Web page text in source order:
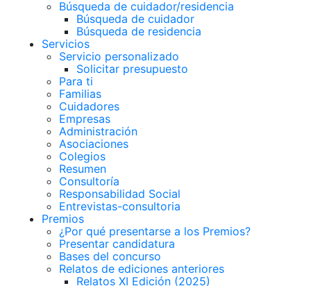
Búsqueda de cuidador/residencia
Búsqueda de cuidador
Búsqueda de residencia
Servicios
Servicio personalizado
Solicitar presupuesto
Para ti
Familias
Cuidadores
Empresas
Administración
Asociaciones
Colegios
Resumen
Consultoría
Responsabilidad Social
Entrevistas-consultoria
Premios
¿Por qué presentarse a los Premios?
Presentar candidatura
Bases del concurso
Relatos de ediciones anteriores
Relatos XI Edición (2025)